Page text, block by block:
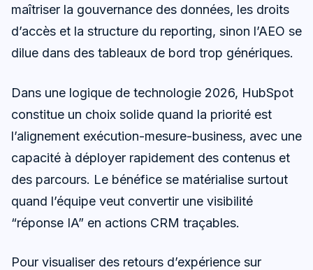
maîtriser la gouvernance des données, les droits
d’accès et la structure du reporting, sinon l’AEO se
dilue dans des tableaux de bord trop génériques.
Dans une logique de technologie 2026, HubSpot
constitue un choix solide quand la priorité est
l’alignement exécution-mesure-business, avec une
capacité à déployer rapidement des contenus et
des parcours. Le bénéfice se matérialise surtout
quand l’équipe veut convertir une visibilité
“réponse IA” en actions CRM traçables.
Pour visualiser des retours d’expérience sur